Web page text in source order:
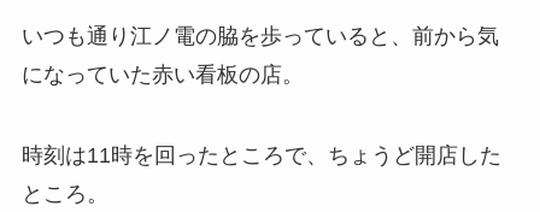
いつも通り江ノ電の脇を歩っていると、前から気
になっていた赤い看板の店。
時刻は11時を回ったところで、ちょうど開店した
ところ。